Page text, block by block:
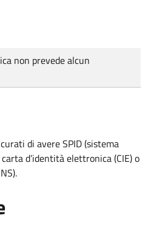
non prevede alcun
di avere SPID (sistema
d’identità elettronica (CIE) o